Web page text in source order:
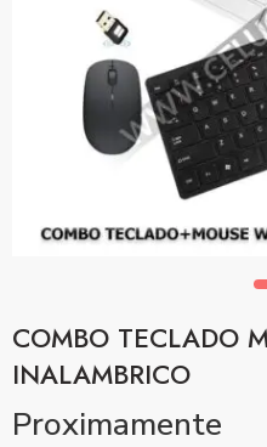
COMBO TECLADO
INALAMBRICO
Proximamente